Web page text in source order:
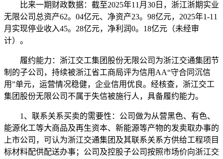
比来一期财政数据：截至2025年11月30日，浙江浙期实业
无限公司总资产62。04亿元、净资产23。98亿元，2025年1-11
月实现停业收入45。28亿元，净利润0。18亿元（未经审
计）。
履约能力：浙江交工集团股份无限公司为浙江交通集团节
制的子公司，持续被浙江省工商局评为信用AA“守合同沉信
用”单元，运营情况稳健，企业信用优良。经核查，浙江交工
集团股份无限公司不属于失信被施行人，具备履约能力。
1、联系关系买卖的需要性：公司做为从营黑色、有色、
能源化工等大商品及再生资本、新能源等产物的发卖取办事的
上市公司，可认为浙江交通集团及其联系关系方供给工程项目
标材料配供配送办事；公司及控股子公司按照市场价向浙江交